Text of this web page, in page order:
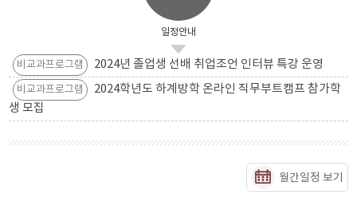
일정안내
비교과프로그램 2024년 졸업생 선배 취업조언 인터뷰 특강 운영
비교과프로그램
2024학년도 하계방학 온라인 직무부트캠프 참가학
생 모집
월간일정 보기